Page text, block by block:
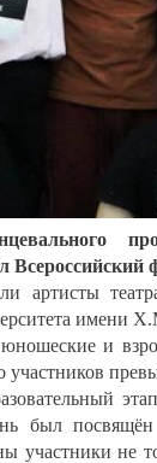
артисты
имени
и
участников
был посвящён
участники не